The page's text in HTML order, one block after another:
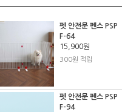
펫 안전문 펜스 PSP
F-64
15,900원
300원 적립
펫 안전문 펜스 PSP
F-94